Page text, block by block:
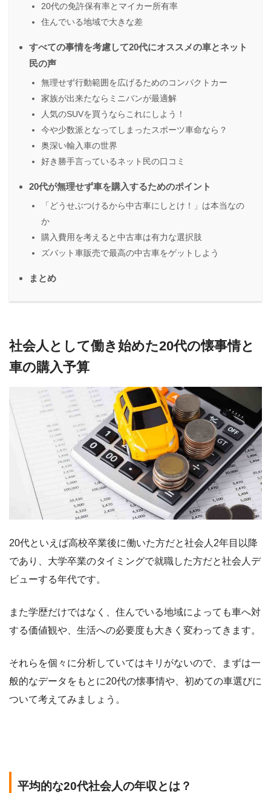
20代の免許保有率とマイカー所有率
住んでいる地域で大きな差
すべての事情を考慮して20代にオススメの車とネット
民の声
無理せず行動範囲を広げるためのコンパクトカー
家族が出来たならミニバンが最適解
人気のSUVを買うならこれにしよう！
今や少数派となってしまったスポーツ車命なら？
奥深い輸入車の世界
好き勝手言っているネット民の口コミ
20代が無理せず車を購入するためのポイント
「どうせぶつけるから中古車にしとけ！」は本当なの
か
購入費用を考えると中古車は有力な選択肢
ズバット車販売で最高の中古車をゲットしよう
まとめ
社会人として働き始めた20代の懐事情と
車の購入予算
20代といえば高校卒業後に働いた方だと社会人2年目以降
であり、大学卒業のタイミングで就職した方だと社会人デ
ビューする年代です。
また学歴だけではなく、住んでいる地域によっても車へ対
する価値観や、生活への必要度も大きく変わってきます。
それらを個々に分析していてはキリがないので、まずは一
般的なデータをもとに20代の懐事情や、初めての車選びに
ついて考えてみましょう。
平均的な20代社会人の年収とは？